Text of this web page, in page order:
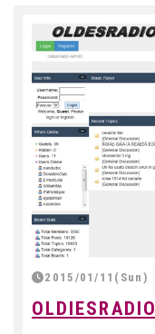
2015/01/11(Sun)
OLDIESRADIO